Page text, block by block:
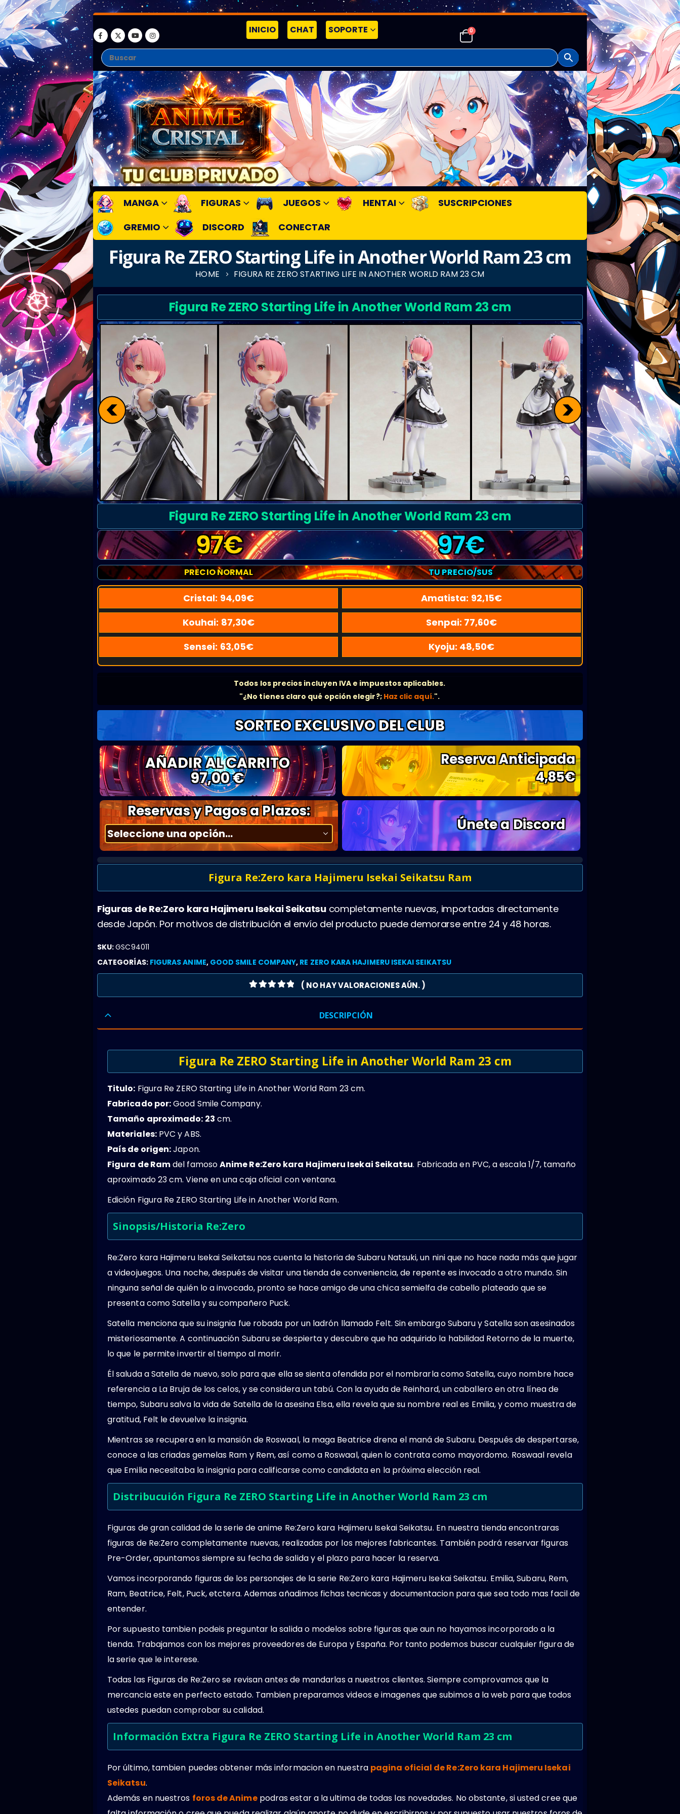
INICIO CHAT SOPORTE 0
MANGA FIGURAS JUEGOS HENTAI
SUSCRIPCIONES
GREMIO
DISCORD CONECTAR
Figura Re ZERO Starting Life in Another World Ram 23 cm
HOME FIGURA RE ZERO STARTING LIFE IN ANOTHER WORLD RAM 23 CM
Figura Re ZERO Starting Life in Another World Ram 23 cm
< >
Figura Re ZERO Starting Life in Another World Ram 23 cm
97€ 97€
PRECIO NORMAL TU PRECIO/SUS
Cristal: 94,09€ Amatista: 92,15€
Kouhai: 87,30€ Senpai: 77,60€
Sensei: 63,05€ Kyoju: 48,50€
Todos los precios incluyen IVA e impuestos aplicables.
"¿No tienes claro qué opción elegir?; Haz clic aquí.".
SORTEO EXCLUSIVO DEL CLUB
AÑADIR AL CARRITO
97,00 €
Reserva Anticipada
4,85€
Reservas y Pagos a Plazos:
Únete a Discord
Figura Re:Zero kara Hajimeru Isekai Seikatsu Ram
Figuras de Re:Zero kara Hajimeru Isekai Seikatsucompletamente nuevas, importadas directamente
desde Japón. Por motivos de distribución el envío del producto puede demorarse entre 24 y 48 horas.
SKU:GSC94011
CATEGORÍAS: FIGURAS ANIME, GOOD SMILE COMPANY, RE ZERO KARA HAJIMERU ISEKAI SEIKATSU
0OUT OF 5
( NO HAY VALORACIONES AÚN. )
DESCRIPCIÓN
Figura Re ZERO Starting Life in Another World Ram 23 cm
Titulo: Figura Re ZERO Starting Life in Another World Ram 23 cm.
Fabricado por:Good Smile Company.
Tamaño aproximado: 23 cm.
Materiales:PVC y ABS.
País de origen:Japon.
Figura de Ramdel famosoAnime Re:Zero kara Hajimeru Isekai Seikatsu. Fabricada en PVC, a escala 1/7, tamaño
aproximado 23 cm. Viene en una caja oficial con ventana.
Edición Figura Re ZERO Starting Life in Another World Ram.
Sinopsis/Historia Re:Zero
Re:Zero kara Hajimeru Isekai Seikatsu nos cuenta la historia de Subaru Natsuki, un nini que no hace nada más que jugar
a videojuegos. Una noche, después de visitar una tienda de conveniencia, de repente es invocado a otro mundo. Sin
ninguna señal de quién lo a invocado, pronto se hace amigo de una chica semielfa de cabello plateado que se
presenta como Satella y su compañero Puck.
Satella menciona que su insignia fue robada por un ladrón llamado Felt. Sin embargo Subaru y Satella son asesinados
misteriosamente. A continuación Subaru se despierta y descubre que ha adquirido la habilidad Retorno de la muerte,
lo que le permite invertir el tiempo al morir.
Él saluda a Satella de nuevo, solo para que ella se sienta ofendida por el nombrarla como Satella, cuyo nombre hace
referencia a La Bruja de los celos, y se considera un tabú. Con la ayuda de Reinhard, un caballero en otra línea de
tiempo, Subaru salva la vida de Satella de la asesina Elsa, ella revela que su nombre real es Emilia, y como muestra de
gratitud, Felt le devuelve la insignia.
Mientras se recupera en la mansión de Roswaal, la maga Beatrice drena el maná de Subaru. Después de despertarse,
conoce a las criadas gemelas Ram y Rem, así como a Roswaal, quien lo contrata como mayordomo. Roswaal revela
que Emilia necesitaba la insignia para calificarse como candidata en la próxima elección real.
Distribucuión Figura Re ZERO Starting Life in Another World Ram 23 cm
Figuras de gran calidad de la serie de anime Re:Zero kara Hajimeru Isekai Seikatsu. En nuestra tienda encontraras
figuras de Re:Zero completamente nuevas, realizadas por los mejores fabricantes. También podrá reservar figuras
Pre-Order, apuntamos siempre su fecha de salida y el plazo para hacer la reserva.
Vamos incorporando figuras de los personajes de la serie Re:Zero kara Hajimeru Isekai Seikatsu. Emilia, Subaru, Rem,
Ram, Beatrice, Felt, Puck, etctera. Ademas añadimos fichas tecnicas y documentacion para que sea todo mas facil de
entender.
Por supuesto tambien podeis preguntar la salida o modelos sobre figuras que aun no hayamos incorporado a la
tienda. Trabajamos con los mejores proveedores de Europa y España. Por tanto podemos buscar cualquier figura de
la serie que le interese.
Todas las Figuras de Re:Zero se revisan antes de mandarlas a nuestros clientes. Siempre comprovamos que la
mercancia este en perfecto estado. Tambien preparamos videos e imagenes que subimos a la web para que todos
ustedes puedan comprobar su calidad.
Información Extra Figura Re ZERO Starting Life in Another World Ram 23 cm
Por último, tambien puedes obtener más informacion en nuestra pagina oficial de Re:Zero kara Hajimeru Isekai
Seikatsu.
Además en nuestros foros de Animepodras estar a la ultima de todas las novedades. No obstante, si usted cree que